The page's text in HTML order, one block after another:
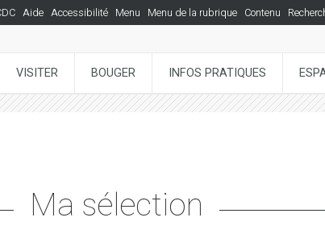
Aide Accessibilité Menu Menu de la rubrique Contenu
VISITER BOUGER INFOS PRATIQUES
Ma sélection